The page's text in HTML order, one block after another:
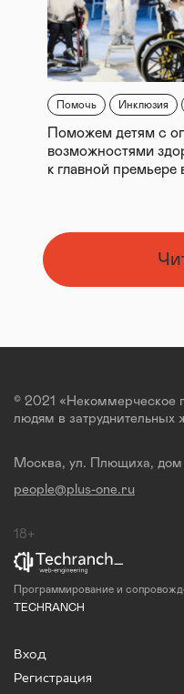
Помочь Инклюзия
Поможем детям с
возможностями
к главной премьере
© 2021 «Некоммерческое
людям в затруднительных
Москва, ул. Плющиха, дом
people@plus-one.ru
18+
Программирование и
TECHRANCH
Вход
Регистрация